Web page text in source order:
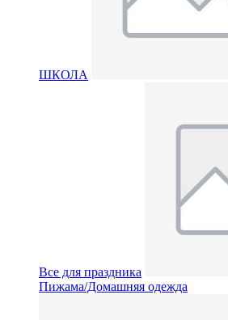
ШКОЛА
Все для праздника
Пижама/Домашняя одежда